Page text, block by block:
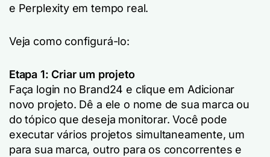
e Perplexity em tempo real.
Veja como configurá-lo:
Etapa 1: Criar um projeto
Faça login no Brand24 e clique em Adicionar
novo projeto. Dê a ele o nome de sua marca ou
do tópico que deseja monitorar. Você pode
executar vários projetos simultaneamente, um
para sua marca, outro para os concorrentes e